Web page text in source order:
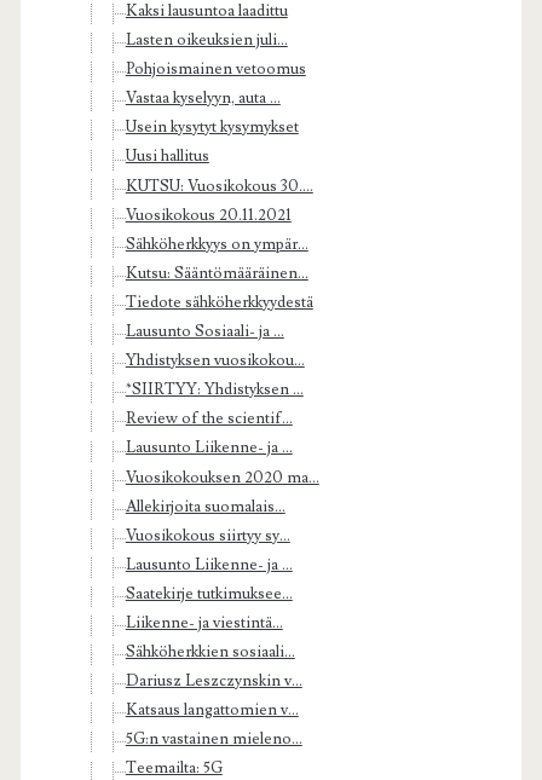
Kaksi lausuntoa laadittu
Lasten oikeuksien juli...
Pohjoismainen vetoomus
Vastaa kyselyyn, auta ...
Usein kysytyt kysymykset
Uusi hallitus
KUTSU: Vuosikokous 30....
Vuosikokous 20.11.2021
Sähköherkkyys on ympär...
Kutsu: Sääntömääräinen...
Tiedote sähköherkkyydestä
Lausunto Sosiaali- ja ...
Yhdistyksen vuosikokou...
*SIIRTYY: Yhdistyksen ...
Review of the scientif...
Lausunto Liikenne- ja ...
Vuosikokouksen 2020 ma...
Allekirjoita suomalais...
Vuosikokous siirtyy sy...
Lausunto Liikenne- ja ...
Saatekirje tutkimuksee...
Liikenne- ja viestintä...
Sähköherkkien sosiaali...
Dariusz Leszczynskin v...
Katsaus langattomien v...
5G:n vastainen mieleno...
Teemailta: 5G